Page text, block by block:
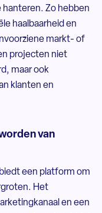
Zo hebben
haalbaarheid en
markt- of
projecten niet
maar ook
klanten en
van
een platform om
Het
en een